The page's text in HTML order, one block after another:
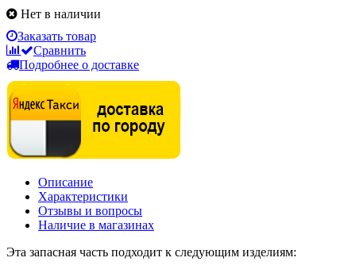
Нет в наличии
Заказать товар
Сравнить
Подробнее о доставке
Описание
Характеристики
Отзывы и вопросы
Наличие в магазинах
Эта запасная часть подходит к следующим изделиям: